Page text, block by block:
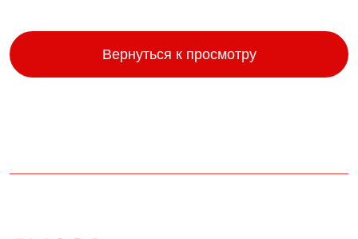
Вернуться к просмотру